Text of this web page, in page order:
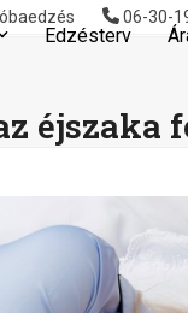
06-30-
Edzésterv
éjszaka